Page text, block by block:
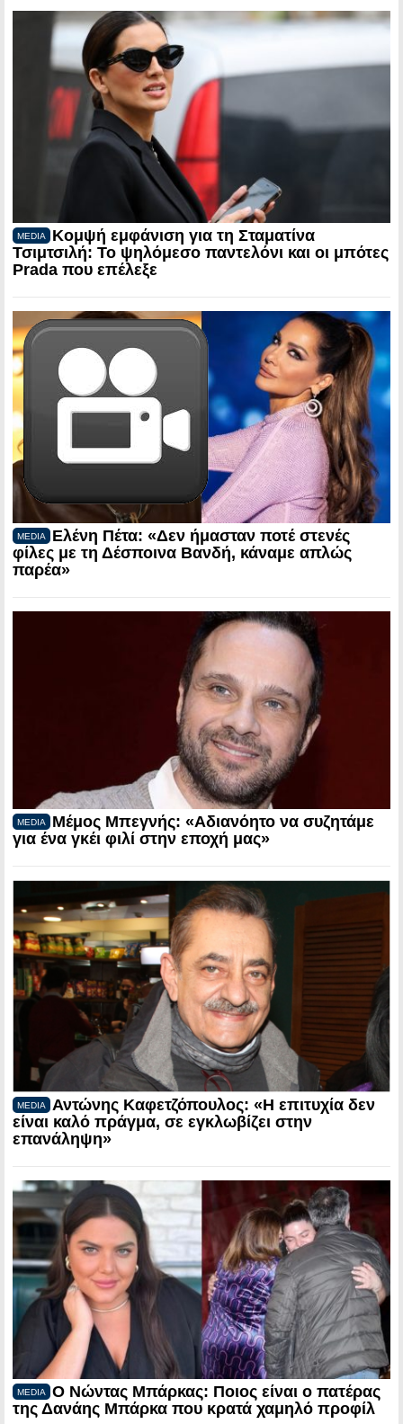
MEDIA
Κομψή εμφάνιση για τη Σταματίνα
Τσιμτσιλή: Το ψηλόμεσο παντελόνι και οι μπότες
Prada που επέλεξε
MEDIA
Ελένη Πέτα: «Δεν ήμασταν ποτέ στενές
φίλες με τη Δέσποινα Βανδή, κάναμε απλώς
παρέα»
MEDIA
Μέμος Μπεγνής: «Αδιανόητο να συζητάμε
για ένα γκέι φιλί στην εποχή μας»
MEDIA
Αντώνης Καφετζόπουλος: «Η επιτυχία δεν
είναι καλό πράγμα, σε εγκλωβίζει στην
επανάληψη»
MEDIA
Ο Νώντας Μπάρκας: Ποιος είναι ο πατέρας
της Δανάης Μπάρκα που κρατά χαμηλό προφίλ